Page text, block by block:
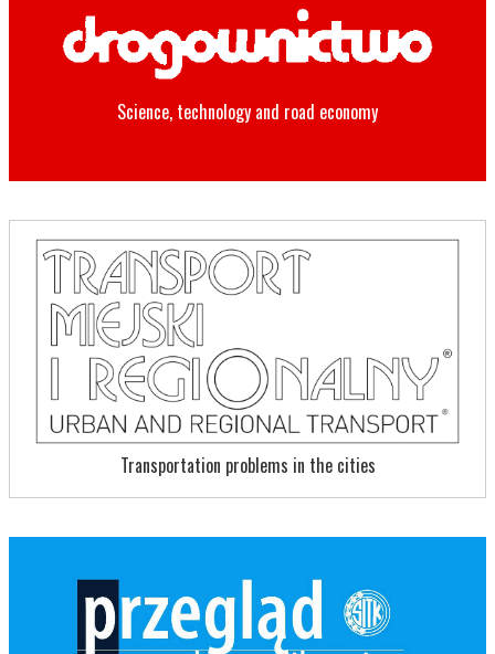
Science, technology and road economy
Transportation problems in the cities